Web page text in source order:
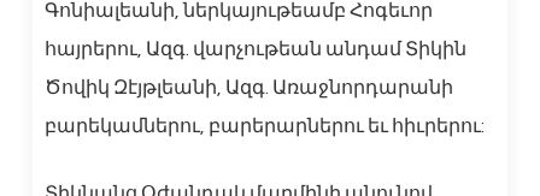
Գոնիալեանի, ներկայութեամբ Հոգեւոր
հայրերու, Ազգ. վարչութեան անդամ Տիկին
Ծովիկ Զէյթլեանի, Ազգ. Առաջնորդարանի
բարեկամներու, բարերարներու եւ հիւրերու: